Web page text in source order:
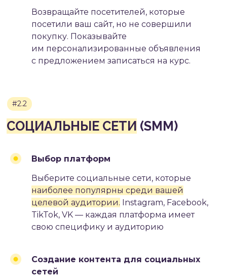
Возвращайте посетителей, которые
посетили ваш сайт, но не совершили
покупку. Показывайте
им персонализированные объявления
с предложением записаться на курс.
Выбор платформ
Выберите социальные сети, которые
наиболее популярны среди вашей
целевой аудитории. Instagram, Facebook,
TikTok, VK — каждая платформа имеет
свою специфику и аудиторию
Создание контента для социальных
сетей